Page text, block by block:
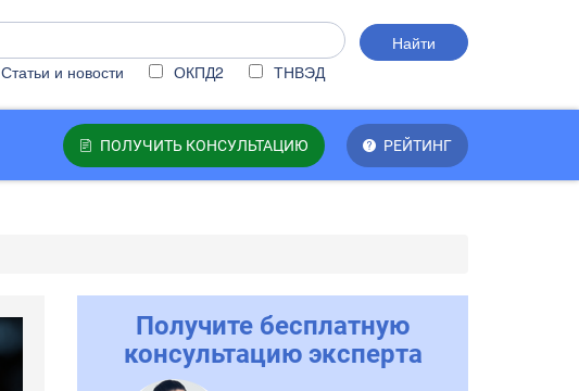
Найти
Статьи и новости
ОКПД2 ТНВЭД
ПОЛУЧИТЬ КОНСУЛЬТАЦИЮ РЕЙТИНГ
Получите бесплатную
консультацию эксперта